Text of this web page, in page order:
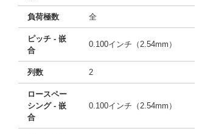
負荷極数 全
ピッチ - 嵌
合
0.100インチ（2.54mm）
列数 2
ロースペー
シング - 嵌
合
0.100インチ（2.54mm）